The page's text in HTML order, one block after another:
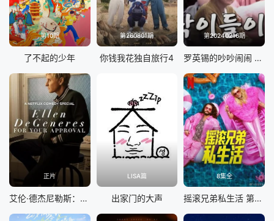
第10期
了不起的少年
第260801期
你钱我花独自旅行4
第20240216期
罗英锡的吵吵闹闹 蹦蹦地球游戏厅篇
正片
艾伦·德杰尼勒斯：请你许可
LISA篇
出家门的大声
8集全
摇滚兄弟私生活 第二季